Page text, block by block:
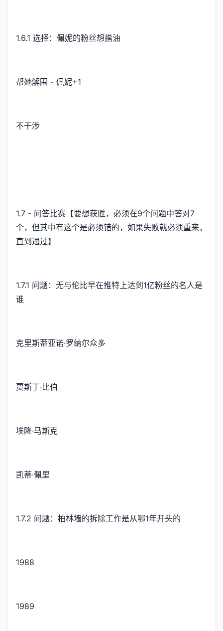
1.6.1 选择：佩妮的粉丝想揩油
帮她解围 - 佩妮+1
不干涉
1.7 - 问答比赛【要想获胜，必须在9个问题中答对7
个，但其中有这个是必须错的，如果失败就必须重来，
直到通过】
1.7.1 问题：无与伦比早在推特上达到1亿粉丝的名人是
谁
克里斯蒂亚诺·罗纳尔众多
贾斯丁·比伯
埃隆·马斯克
凯蒂·佩里
1.7.2 问题：柏林墙的拆除工作是从哪1年开头的
1988
1989